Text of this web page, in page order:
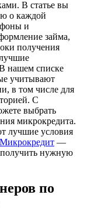
В статье вы
о каждой
и
займа,
получения
нашем списке
учитывают
в том числе для
С
выбрать
микрокредита.
лучшие условия
Микрокредит —
нужную
по